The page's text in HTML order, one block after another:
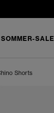
SOMMER-SALE
Shorts